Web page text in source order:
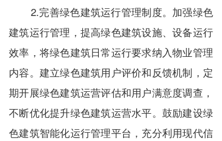
2.完善绿色建筑运行管理制度。加强绿色
建筑运行管理，提高绿色建筑设施、设备运行
效率，将绿色建筑日常运行要求纳入物业管理
内容。建立绿色建筑用户评价和反馈机制，定
期开展绿色建筑运营评估和用户满意度调查，
不断优化提升绿色建筑运营水平。鼓励建设绿
色建筑智能化运行管理平台，充分利用现代信